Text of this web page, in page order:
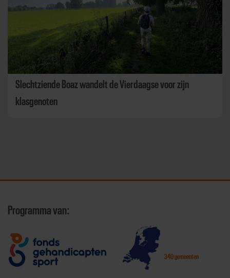
Slechtziende Boaz wandelt de Vierdaagse voor zijn
klasgenoten
Programma van:
340 gemeenten